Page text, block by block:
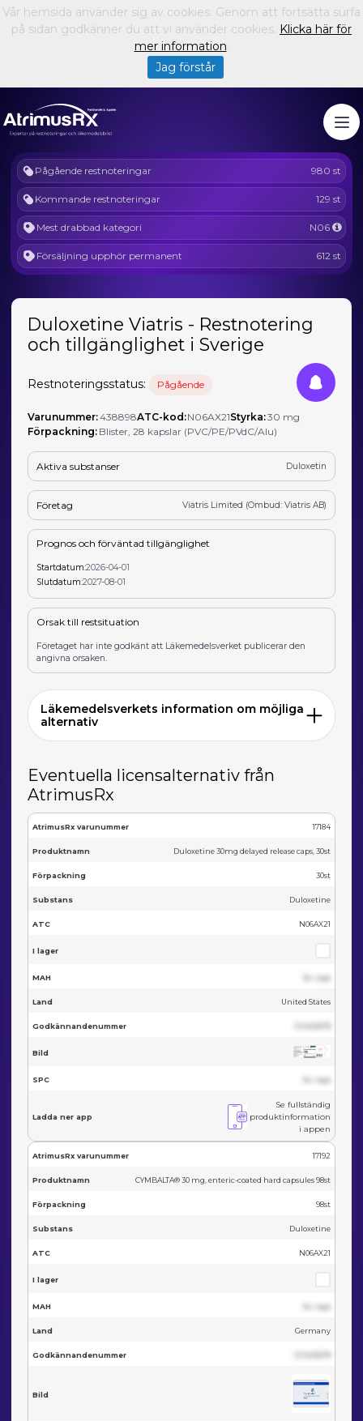
Pågående restnoteringar 980 st
Kommande restnoteringar 129 st
Mest drabbad kategori N06
Försäljning upphör permanent 612 st
Duloxetine Viatris - Restnotering
och tillgänglighet i Sverige
Restnoteringsstatus: Pågående
Varunummer:438898ATC-kod:N06AX21Styrka:30 mg
Förpackning: Blister, 28 kapslar (PVC/PE/PVdC/Alu)
Aktiva substanser Duloxetin
Företag Viatris Limited (Ombud: Viatris AB)
Prognos och förväntad tillgänglighet
Startdatum:2026-04-01
Slutdatum:2027-08-01
Orsak till restsituation
Företaget har inte godkänt att Läkemedelsverket publicerar den
angivna orsaken.
Läkemedelsverkets information om möjliga
alternativ
Eventuella licensalternativ från
AtrimusRx
AtrimusRx varunummer 17184
Produktnamn Duloxetine 30mg delayed release caps, 30st
Förpackning 30st
Substans Duloxetine
ATC N06AX21
I lager
MAH Se i app
Land United States
Godkännandenummer
Bild
SPC Se i app
Ladda ner app
Se fullständig
produktinformation
i appen
AtrimusRx varunummer 17192
Produktnamn CYMBALTA® 30 mg, enteric-coated hard capsules 98st
Förpackning 98st
Substans Duloxetine
ATC N06AX21
I lager
MAH Se i app
Land Germany
Godkännandenummer
Bild
Vår hemsida använder sig av cookies. Genom att fortsätta surfa
på sidan godkänner du att vi använder cookies. Klicka här för
mer information.
Jag förstår